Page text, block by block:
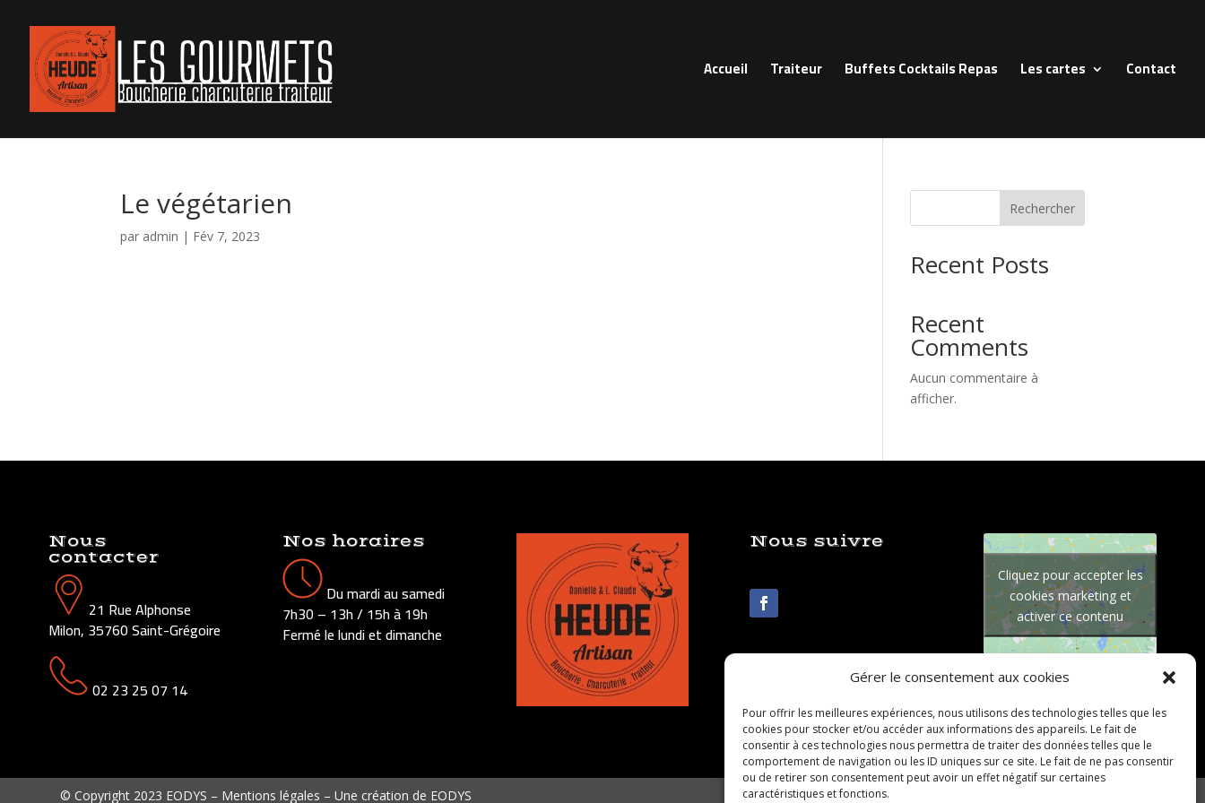
Gérer le consentement aux cookies
Pour offrir les meilleures expériences, nous utilisons des technologies telles que les
cookies pour stocker et/ou accéder aux informations des appareils. Le fait de
consentir à ces technologies nous permettra de traiter des données telles que le
comportement de navigation ou les ID uniques sur ce site. Le fait de ne pas consentir
ou de retirer son consentement peut avoir un effet négatif sur certaines
caractéristiques et fonctions.
Accueil Traiteur Buffets Cocktails Repas Les cartes Contact
Le végétarien
par admin | Fév 7, 2023
Rechercher
Recent Posts
Recent
Comments
Aucun commentaire à
afficher.
Nous
contacter
21 Rue Alphonse
Milon, 35760 Saint-Grégoire
02 23 25 07 14
Nos horaires
Du mardi au samedi
7h30 – 13h / 15h à 19h
Fermé le lundi et dimanche
Nous suivre
Cliquez pour accepter les
cookies marketing et
activer ce contenu
© Copyright 2023 EODYS – Mentions légales – Une création de EODYS